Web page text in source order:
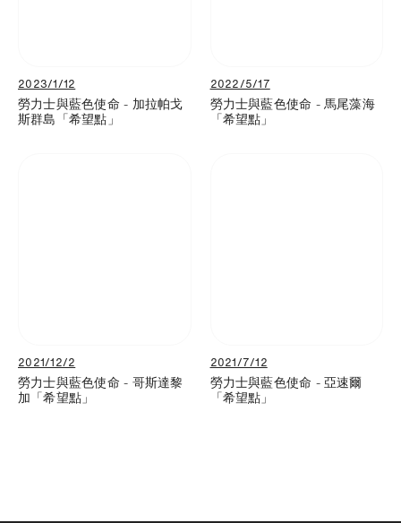
2023/1/12
勞力士與藍色使命 - 加拉帕戈
斯群島「希望點」
2022/5/17
勞力士與藍色使命 - 馬尾藻海
「希望點」
2021/12/2
勞力士與藍色使命 - 哥斯達黎
加「希望點」
2021/7/12
勞力士與藍色使命 - 亞速爾
「希望點」